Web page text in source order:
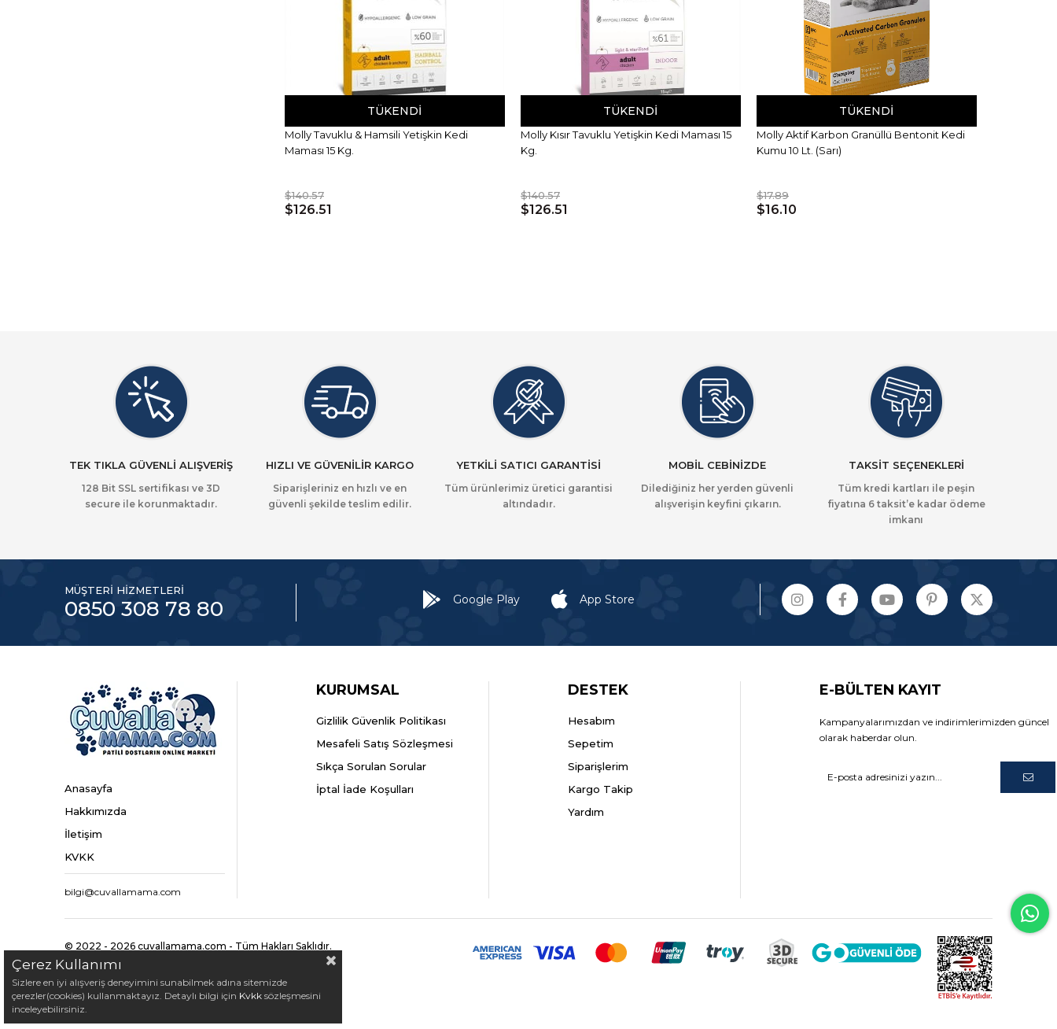
TÜKENDI
Molly Tavuklu & Hamsili Yetişkin Kedi
Maması 15 Kg.
$140.57
$126.51
TÜKENDI
Molly Kısır Tavuklu Yetişkin Kedi Maması 15
Kg.
$140.57
$126.51
TÜKENDI
Molly Aktif Karbon Granüllü Bentonit Kedi
Kumu 10 Lt. (Sarı)
$17.89
$16.10
TEK TIKLA GÜVENLİ ALIŞVERİŞ
128 Bit SSL sertifikası ve 3D
secure ile korunmaktadır.
HIZLI VE GÜVENİLİR KARGO
Siparişleriniz en hızlı ve en
güvenli şekilde teslim edilir.
YETKİLİ SATICI GARANTİSİ
Tüm ürünlerimiz üretici garantisi
altındadır.
MOBİL CEBİNİZDE
Dilediğiniz her yerden güvenli
alışverişin keyfini çıkarın.
TAKSİT SEÇENEKLERİ
Tüm kredi kartları ile peşin
fiyatına 6 taksit’e kadar ödeme
imkanı
MÜŞTERİ HİZMETLERİ
0850 308 78 80 Google Play App Store
Anasayfa
Hakkımızda
İletişim
KVKK
bilgi@cuvallamama.com
KURUMSAL
Gizlilik Güvenlik Politikası
Mesafeli Satış Sözleşmesi
Sıkça Sorulan Sorular
İptal İade Koşulları
DESTEK
Hesabım
Sepetim
Siparişlerim
Kargo Takip
Yardım
E-BÜLTEN KAYIT
Kampanyalarımızdan ve indirimlerimizden güncel
olarak haberdar olun.
© 2022 - 2026 cuvallamama.com - Tüm Hakları Saklıdır.
Çerez Kullanımı
Sizlere en iyi alışveriş deneyimini sunabilmek adına sitemizde
çerezler(cookies) kullanmaktayız. Detaylı bilgi için Kvkk sözleşmesini
inceleyebilirsiniz.